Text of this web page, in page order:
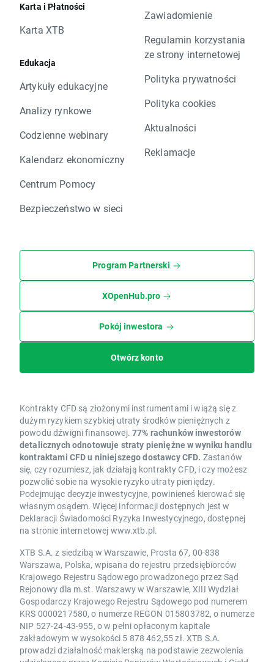
Karta i Płatności
Karta XTB
Edukacja
Artykuły edukacyjne
Analizy rynkowe
Codzienne webinary
Kalendarz ekonomiczny
Centrum Pomocy
Bezpieczeństwo w sieci
Zawiadomienie
Regulamin korzystania
ze strony internetowej
Polityka prywatności
Polityka cookies
Aktualności
Reklamacje
Program Partnerski
XOpenHub.pro
Pokój inwestora
Otwórz konto
Kontrakty CFD są złożonymi instrumentami i wiążą się z
dużym ryzykiem szybkiej utraty środków pieniężnych z
powodu dźwigni finansowej. 77% rachunków inwestorów
detalicznych odnotowuje straty pieniężne w wyniku handlu
kontraktami CFD u niniejszego dostawcy CFD. Zastanów
się, czy rozumiesz, jak działają kontrakty CFD, i czy możesz
pozwolić sobie na wysokie ryzyko utraty pieniędzy.
Podejmując decyzje inwestycyjne, powinieneś kierować się
własnym osądem. Więcej informacji dostępnych jest w
Deklaracji Świadomości Ryzyka Inwestycyjnego, dostępnej
na stronie internetowej www.xtb.pl.
XTB S.A. z siedzibą w Warszawie, Prosta 67, 00-838
Warszawa, Polska, wpisana do rejestru przedsiębiorców
Krajowego Rejestru Sądowego prowadzonego przez Sąd
Rejonowy dla m.st. Warszawy w Warszawie, XIII Wydział
Gospodarczy Krajowego Rejestru Sądowego pod numerem
KRS 0000217580, o numerze REGON 015803782, o numerze
NIP 527-24-43-955, o w pełni opłaconym kapitale
zakładowym w wysokości 5 878 462,55 zł. XTB S.A.
prowadzi działalność maklerską na podstawie zezwolenia